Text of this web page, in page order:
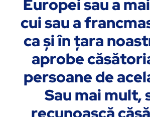
Europei sau a
cui sau a
ca şi în ţara
aprobe
persoane de
Sau mai mult,